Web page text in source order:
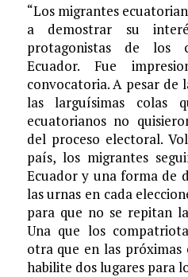
“Los migrantes
a demostrar su
protagonistas de los
Ecuador. Fue
convocatoria. A pesar de
las larguísimas colas
ecuatorianos no
del proceso electoral.
país, los migrantes
Ecuador y una forma de
las urnas en cada
para que no se repitan
Una que los
otra que en las próximas
habilite dos lugares para